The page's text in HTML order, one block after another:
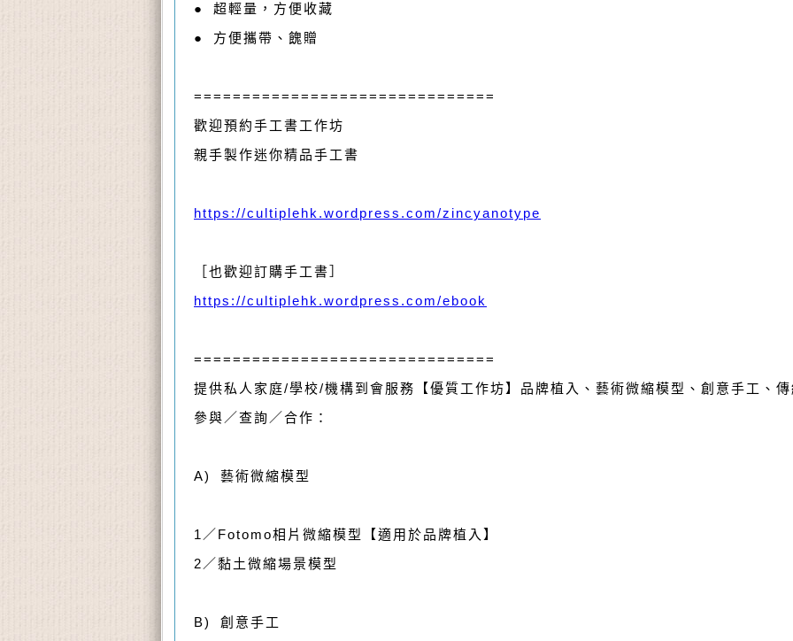
● 超輕量，方便收藏
● 方便攜帶、餽贈
===============================
歡迎預約手工書工作坊
親手製作迷你精品手工書
https://cultiplehk.wordpress.com/zincyanotype
［也歡迎訂購手工書］
https://cultiplehk.wordpress.com/ebook
===============================
提供私人家庭/學校/機構到會服務【優質工作坊】品牌植入、藝術微縮模型、創意手工、
參與／查詢／合作：
A) 藝術微縮模型
1／Fotomo相片微縮模型【適用於品牌植入】
2／黏土微縮場景模型
B) 創意手工